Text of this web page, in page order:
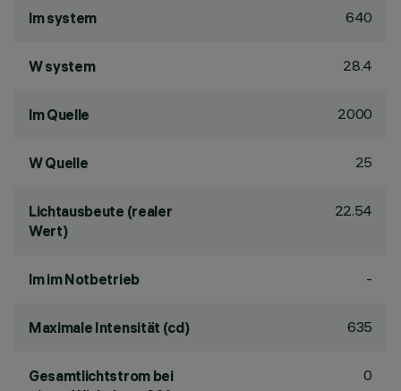
lm system 640
W system 28.4
lm Quelle 2000
W Quelle 25
Lichtausbeute (realer
Wert)
22.54
lm im Notbetrieb -
Maximale Intensität (cd) 635
Gesamtlichtstrom bei
0